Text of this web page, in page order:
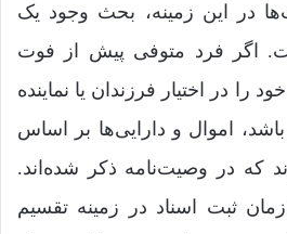
در این زمینه، بحث وجود یک
اگر فرد متوفی پیش از فوت
را در اختیار فرزندان یا نماینده
اموال و دارایی‌ها بر اساس
که در وصیت‌نامه ذکر شده‌اند.
ثبت اسناد در زمینه تقسیم